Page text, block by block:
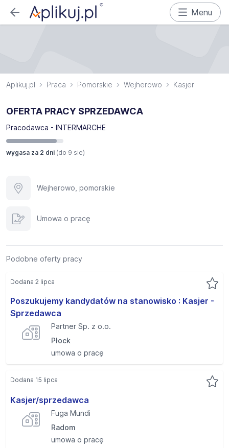
Menu
Aplikuj.pl Praca Pomorskie Wejherowo Kasjer
OFERTA PRACY SPRZEDAWCA
Pracodawca - INTERMARCHE
wygasa za 2 dni (do 9 sie)
Wejherowo, pomorskie
Umowa o pracę
Podobne oferty pracy
Poszukujemy kandydatów na stanowisko : Kasjer -
Sprzedawca
Partner Sp. z o.o.
Płock
umowa o pracę
Dodana 2 lipca
Kasjer/sprzedawca
Fuga Mundi
Radom
umowa o pracę
Dodana 15 lipca